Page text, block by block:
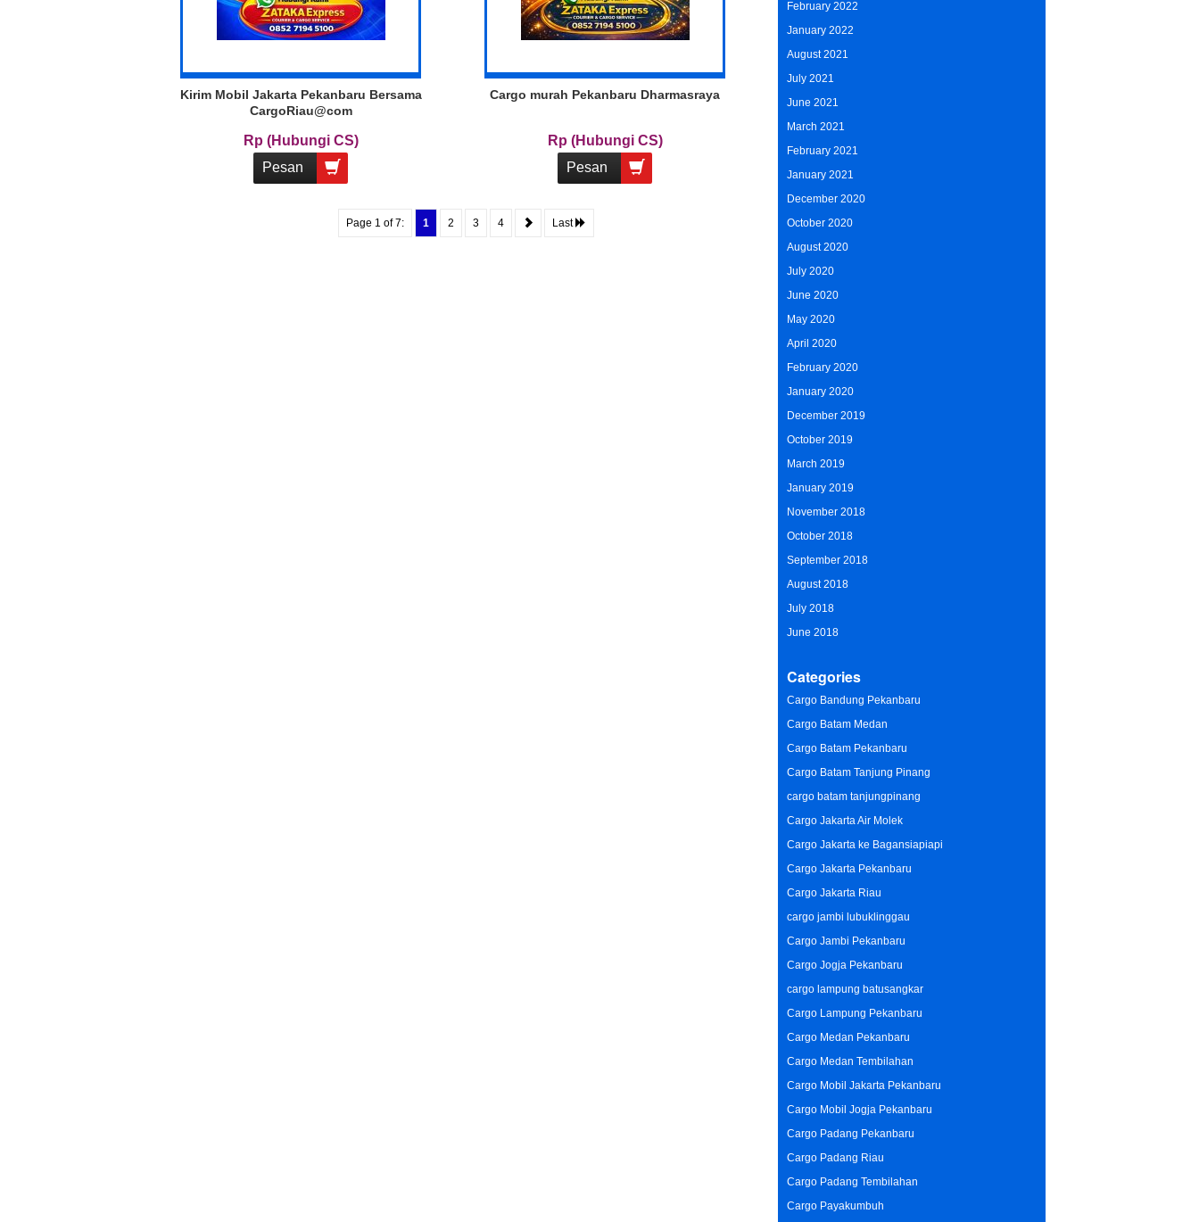
Kirim Mobil Jakarta Pekanbaru Bersama
CargoRiau@com
Rp (Hubungi CS)
Pesan
Cargo murah Pekanbaru Dharmasraya
Rp (Hubungi CS)
Pesan
Page 1 of 7: 1 2 3 4 Last
February 2022
January 2022
August 2021
July 2021
June 2021
March 2021
February 2021
January 2021
December 2020
October 2020
August 2020
July 2020
June 2020
May 2020
April 2020
February 2020
January 2020
December 2019
October 2019
March 2019
January 2019
November 2018
October 2018
September 2018
August 2018
July 2018
June 2018
Categories
Cargo Bandung Pekanbaru
Cargo Batam Medan
Cargo Batam Pekanbaru
Cargo Batam Tanjung Pinang
cargo batam tanjungpinang
Cargo Jakarta Air Molek
Cargo Jakarta ke Bagansiapiapi
Cargo Jakarta Pekanbaru
Cargo Jakarta Riau
cargo jambi lubuklinggau
Cargo Jambi Pekanbaru
Cargo Jogja Pekanbaru
cargo lampung batusangkar
Cargo Lampung Pekanbaru
Cargo Medan Pekanbaru
Cargo Medan Tembilahan
Cargo Mobil Jakarta Pekanbaru
Cargo Mobil Jogja Pekanbaru
Cargo Padang Pekanbaru
Cargo Padang Riau
Cargo Padang Tembilahan
Cargo Payakumbuh